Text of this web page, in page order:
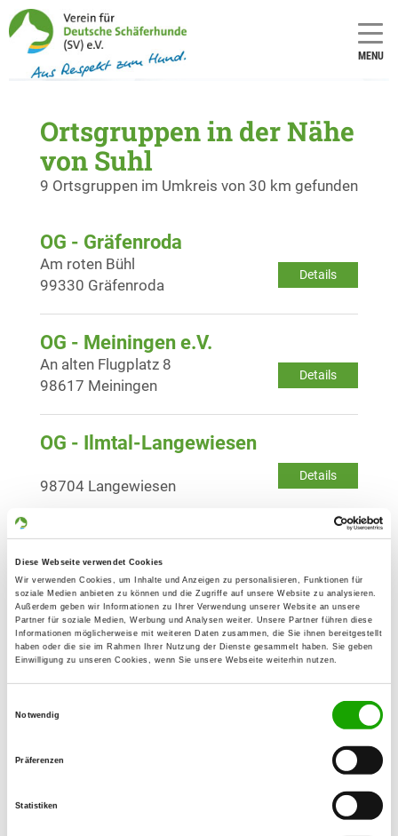
Diese Webseite verwendet Cookies
Wir verwenden Cookies, um Inhalte und Anzeigen zu personalisieren, Funktionen für
soziale Medien anbieten zu können und die Zugriffe auf unsere Website zu analysieren.
Außerdem geben wir Informationen zu Ihrer Verwendung unserer Website an unsere
Partner für soziale Medien, Werbung und Analysen weiter. Unsere Partner führen diese
Informationen möglicherweise mit weiteren Daten zusammen, die Sie ihnen bereitgestellt
haben oder die sie im Rahmen Ihrer Nutzung der Dienste gesammelt haben. Sie geben
Einwilligung zu unseren Cookies, wenn Sie unsere Webseite weiterhin nutzen.
Notwendig
Präferenzen
Statistiken
MENU
Ortsgruppen in der Nähe
von Suhl
9 Ortsgruppen im Umkreis von 30 km gefunden
OG - Gräfenroda
Details
Am roten Bühl
99330 Gräfenroda
OG - Meiningen e.V.
Details
An alten Flugplatz 8
98617 Meiningen
OG - Ilmtal-Langewiesen
Details
98704 Langewiesen
OG - Zella-Mehlis "Am Finkenhügel"
e.V.
Details
Am Finkenhügel
98544 Zella-Mehlis
OG - Königsee/Thür.
Dr. Dinkler Allee 11 C
07426 Königsee
OG - Cursdorf/Meuselbach
Details
98744 Schwarzatal OT Meuselbach